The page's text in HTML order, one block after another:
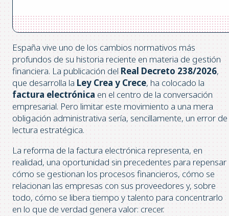
España vive uno de los cambios normativos más
profundos de su historia reciente en materia de gestión
financiera. La publicación del Real Decreto 238/2026,
que desarrolla la Ley Crea y Crece, ha colocado la
factura electrónica en el centro de la conversación
empresarial. Pero limitar este movimiento a una mera
obligación administrativa sería, sencillamente, un error de
lectura estratégica.
La reforma de la factura electrónica representa, en
realidad, una oportunidad sin precedentes para repensar
cómo se gestionan los procesos financieros, cómo se
relacionan las empresas con sus proveedores y, sobre
todo, cómo se libera tiempo y talento para concentrarlo
en lo que de verdad genera valor: crecer.